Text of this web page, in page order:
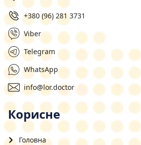
+380 (96) 281 3731
Viber
Telegram
WhatsApp
info@lor.doctor
Корисне
Головна